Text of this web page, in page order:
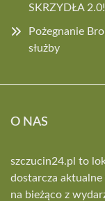
SKRZYDŁA
Pożegnanie
służby
O NAS
szczucin24.pl to
dostarcza
na bieżąco z